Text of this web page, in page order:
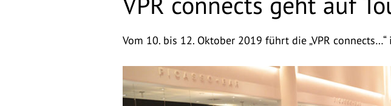
Vom 10. bis 12. Oktober 2019 führt die „VPR